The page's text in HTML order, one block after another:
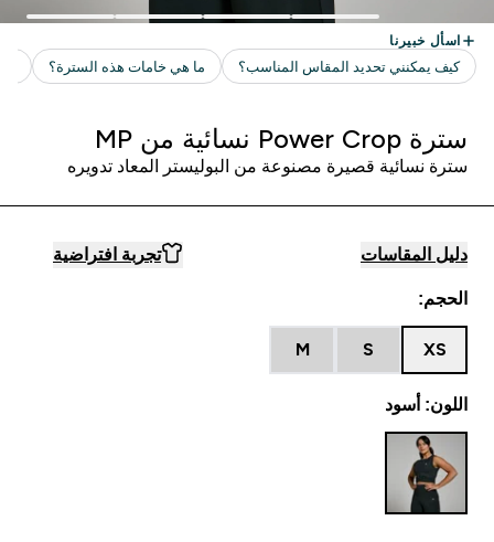
سترة Power Crop نسائية من MP
سترة نسائية قصيرة مصنوعة من البوليستر المعاد تدويره
دليل المقاسات تجربة افتراضية
الحجم:
XS
S
M
اللون: أسود